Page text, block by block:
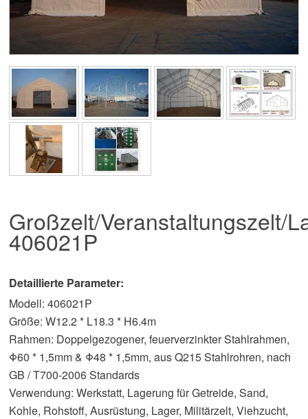
Großzelt/Veranstaltungszelt/
406021P
Detaillierte Parameter:
Modell: 406021P
Größe: W12.2 * L18.3 * H6.4m
Rahmen: Doppelgezogener, feuerverzinkter Stahlrahmen,
Φ60 * 1,5mm & Φ48 * 1,5mm, aus Q215 Stahlrohren, nach
GB / T700-2006 Standards
Verwendung: Werkstatt, Lagerung für Getreide, Sand,
Kohle, Rohstoff, Ausrüstung, Lager, Militärzelt, Viehzucht,